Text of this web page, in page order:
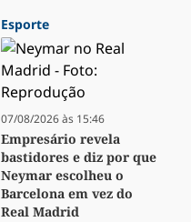
Esporte
07/08/2026 às 15:46
Empresário revela
bastidores e diz por que
Neymar escolheu o
Barcelona em vez do
Real Madrid